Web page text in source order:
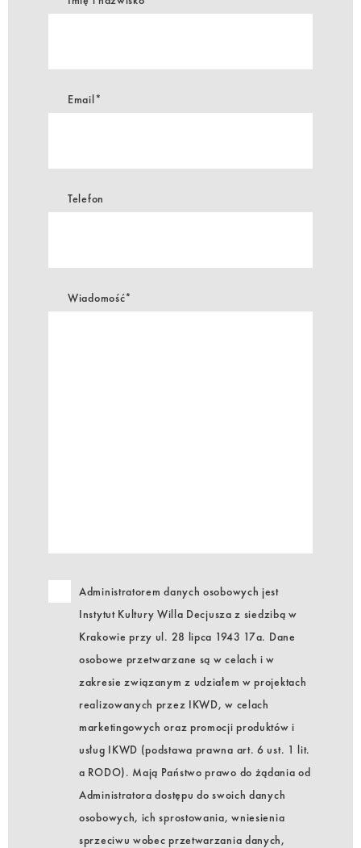
Email*
Telefon
Wiadomość*
Administratorem danych osobowych jest
Instytut Kultury Willa Decjusza z siedzibą w
Krakowie przy ul. 28 lipca 1943 17a. Dane
osobowe przetwarzane są w celach i w
zakresie związanym z udziałem w projektach
realizowanych przez IKWD, w celach
marketingowych oraz promocji produktów i
usług IKWD (podstawa prawna art. 6 ust. 1 lit.
a RODO). Mają Państwo prawo do żądania od
Administratora dostępu do swoich danych
osobowych, ich sprostowania, wniesienia
sprzeciwu wobec przetwarzania danych,